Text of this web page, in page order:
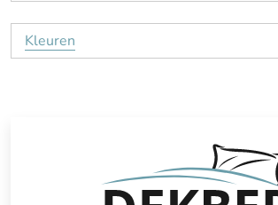
Kleuren